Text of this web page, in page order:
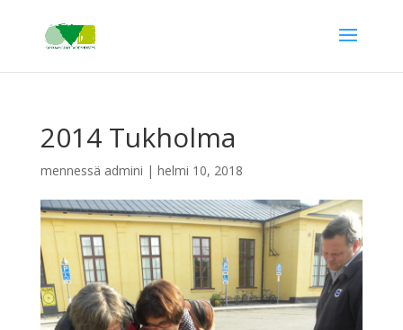
2014 Tukholma
mennessä admini | helmi 10, 2018